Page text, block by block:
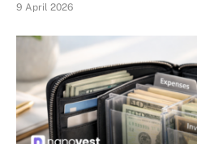
9 April 2026